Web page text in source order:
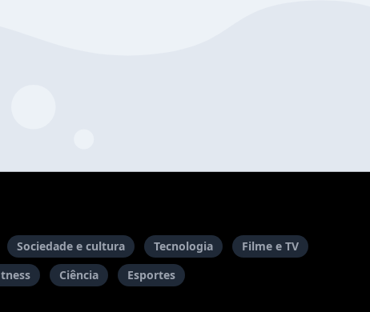
Sociedade e cultura Tecnologia
Filme e TV
Ciência Esportes